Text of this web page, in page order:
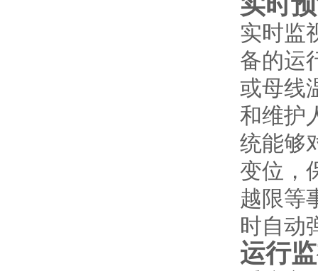
实时监
备的运
或母线
和维护
统能够
变位，
越限等
时自动
运行